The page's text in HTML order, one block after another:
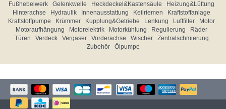
Fußhebelwerk
Gelenkwelle Heckdeckel&Kastensäule
Heizung&Lüftung
Hinterachse
Hydraulik Innenausstattung Keilriemen
Kraftstoffanlage
Kraftstoffpumpe
Krümmer Kupplung&Getriebe Lenkung Luftfilter
Motor
Motoraufhängung
Motorelektrik Motorkühlung Regulierung
Räder
Türen
Verdeck Vergaser Vorderachse Wischer
Zentralschmierung
Zubehör
Ölpumpe